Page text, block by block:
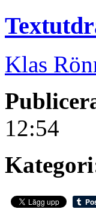
Klas
12:54